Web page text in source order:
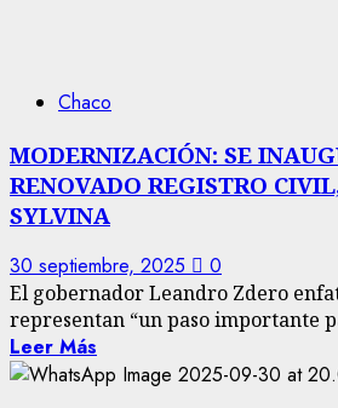
Chaco
MODERNIZACIÓN: SE
RENOVADO REGISTRO
SYLVINA
30 septiembre, 2025 0
El gobernador Leandro Zdero
representan “un paso importante
Leer Más